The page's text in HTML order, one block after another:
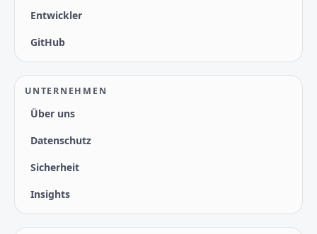
Entwickler
GitHub
UNTERNEHMEN
Über uns
Datenschutz
Sicherheit
Insights